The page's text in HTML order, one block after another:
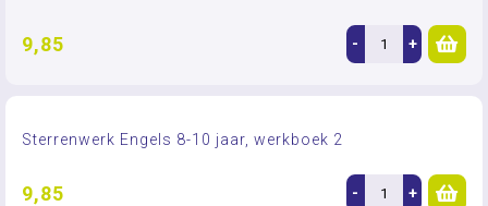
9,85 - +
Sterrenwerk Engels 8-10 jaar, werkboek 2
9,85 - +